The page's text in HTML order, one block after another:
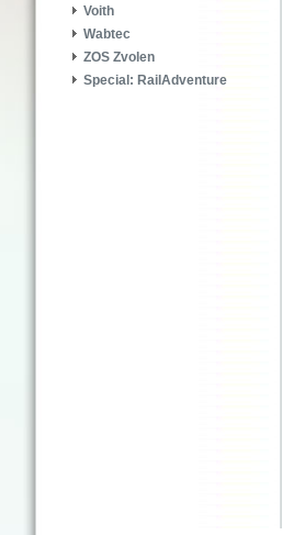
Voith
Wabtec
ZOS Zvolen
Special: RailAdventure